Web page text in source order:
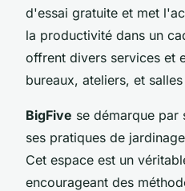
d'essai gratuite et met
la productivité dans un
offrent divers services et
bureaux, ateliers, et
BigFive se démarque par
ses pratiques de
Cet espace est un
encourageant des